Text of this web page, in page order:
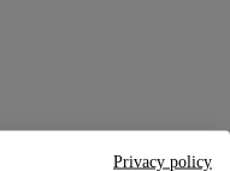
Privacy policy